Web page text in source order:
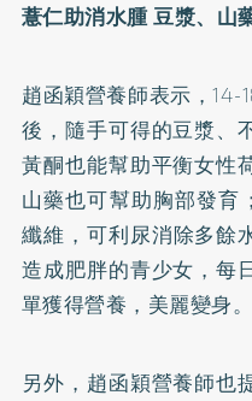
薏仁助消水腫 豆漿、山
趙函穎營養師表示，14-
後，隨手可得的豆漿、
黃酮也能幫助平衡女性
山藥也可幫助胸部發育
纖維 ，可利尿消除多
造成肥胖的青少女，每
單獲得營養，美麗變身。
另外，趙函穎營養師也